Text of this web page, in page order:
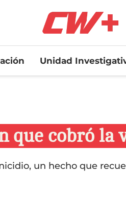
Unidad
que cobró
un hecho que